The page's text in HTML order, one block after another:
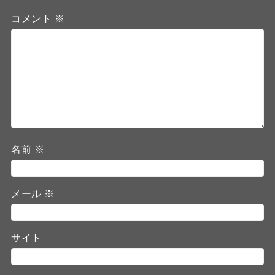
コメント ※
名前 ※
メール ※
サイト